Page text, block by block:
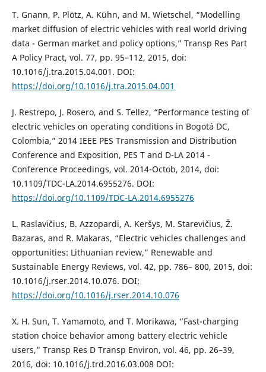
T. Gnann, P. Plötz, A. Kühn, and M. Wietschel, “Modelling
market diffusion of electric vehicles with real world driving
data - German market and policy options,” Transp Res Part
A Policy Pract, vol. 77, pp. 95–112, 2015, doi:
10.1016/j.tra.2015.04.001. DOI:
https://doi.org/10.1016/j.tra.2015.04.001
J. Restrepo, J. Rosero, and S. Tellez, “Performance testing of
electric vehicles on operating conditions in Bogotá DC,
Colombia,” 2014 IEEE PES Transmission and Distribution
Conference and Exposition, PES T and D-LA 2014 -
Conference Proceedings, vol. 2014-Octob, 2014, doi:
10.1109/TDC-LA.2014.6955276. DOI:
https://doi.org/10.1109/TDC-LA.2014.6955276
L. Raslavičius, B. Azzopardi, A. Keršys, M. Starevičius, Ž.
Bazaras, and R. Makaras, “Electric vehicles challenges and
opportunities: Lithuanian review,” Renewable and
Sustainable Energy Reviews, vol. 42, pp. 786– 800, 2015, doi:
10.1016/j.rser.2014.10.076. DOI:
https://doi.org/10.1016/j.rser.2014.10.076
X. H. Sun, T. Yamamoto, and T. Morikawa, “Fast-charging
station choice behavior among battery electric vehicle
users,” Transp Res D Transp Environ, vol. 46, pp. 26–39,
2016, doi: 10.1016/j.trd.2016.03.008 DOI: